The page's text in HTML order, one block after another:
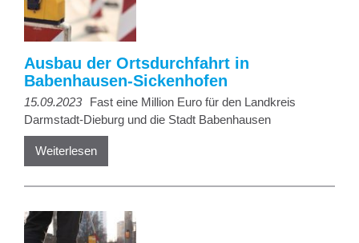
Ausbau der Ortsdurchfahrt in
Babenhausen-Sickenhofen
15.09.2023
Fast eine Million Euro für den Landkreis
Darmstadt-Dieburg und die Stadt Babenhausen
Weiterlesen